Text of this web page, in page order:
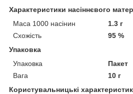
Характеристики насіннєвого
Маса 1000 насінин
1.3 г
Схожість
95 %
Упаковка
Упаковка
Пакет
Вага
10 г
Користувальницькі